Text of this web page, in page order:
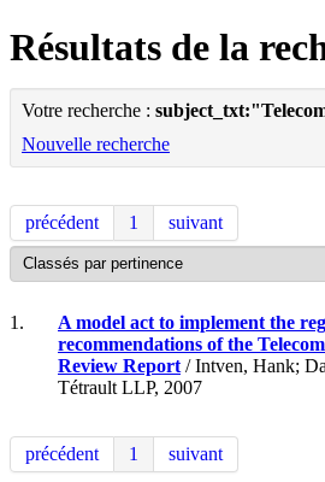
Résultats de la
Votre recherche :
Nouvelle recherche
précédent 1 suivant
1.
A model act to implement the
recommendations of the
Review Report / Intven, Hank;
Tétrault LLP, 2007
précédent 1 suivant